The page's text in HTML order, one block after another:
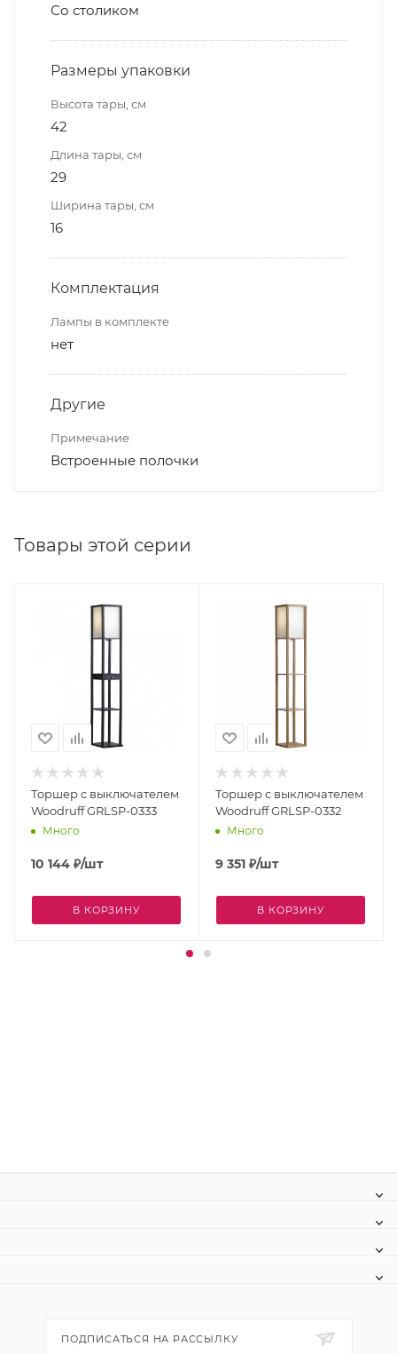
Со столиком
Размеры упаковки
Высота тары, см
42
Длина тары, см
29
Ширина тары, см
16
Комплектация
Лампы в комплекте
нет
Другие
Примечание
Встроенные полочки
Товары этой серии
Торшер с выключателем
Woodruff GRLSP-0333
Много
10 144 ₽/шт
В КОРЗИНУ
Торшер с выключателем
Woodruff GRLSP-0332
Много
9 351 ₽/шт
В КОРЗИНУ
ПОДПИСАТЬСЯ НА РАССЫЛКУ